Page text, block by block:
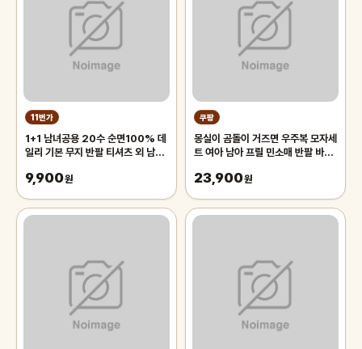
11번가
1+1 남녀공용 20수 순면100% 데
일리 기본 무지 반팔 티셔츠 외 남자
9,900원
쿠팡
몽실이 곰돌이 거즈면 우주복 모자세
트 여아 남아 프릴 민소매 반팔 바디
23,900원